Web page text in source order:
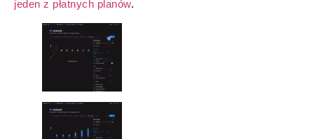
jeden z płatnych planów.